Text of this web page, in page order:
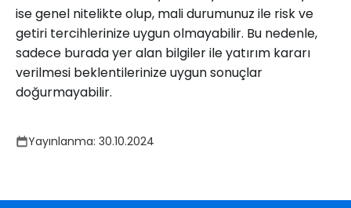
ise genel nitelikte olup, mali durumunuz ile risk ve
getiri tercihlerinize uygun olmayabilir. Bu nedenle,
sadece burada yer alan bilgiler ile yatırım kararı
verilmesi beklentilerinize uygun sonuçlar
doğurmayabilir.
Yayınlanma: 30.10.2024